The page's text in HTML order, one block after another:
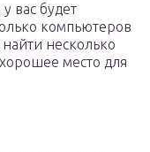
вас будет
компьютеров
несколько
место для